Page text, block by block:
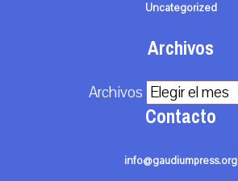
Uncategorized
Archivos
Archivos
Contacto
info@gaudiumpress.org